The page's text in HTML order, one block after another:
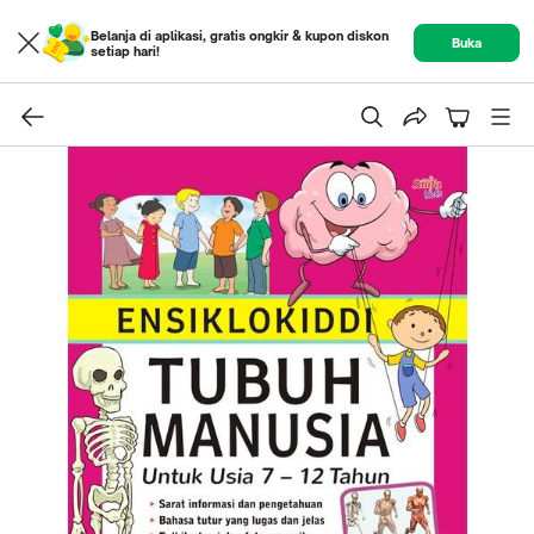
Belanja di aplikasi, gratis ongkir & kupon diskon
setiap hari!
Buka